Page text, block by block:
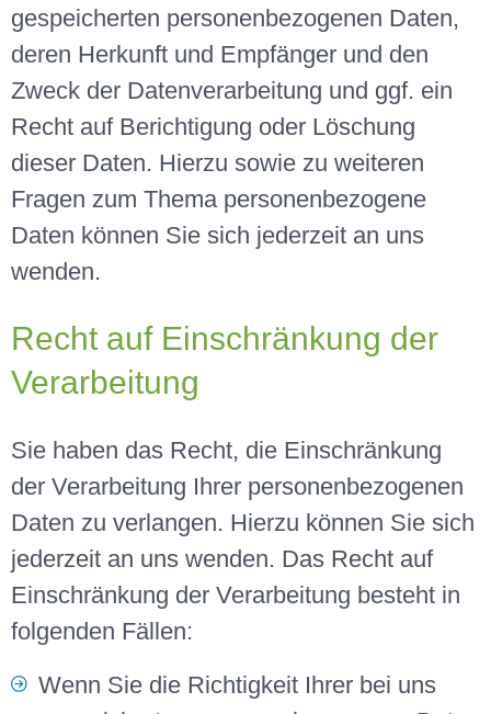
gespeicherten personenbezogenen Daten,
deren Herkunft und Empfänger und den
Zweck der Datenverarbeitung und ggf. ein
Recht auf Berichtigung oder Löschung
dieser Daten. Hierzu sowie zu weiteren
Fragen zum Thema personenbezogene
Daten können Sie sich jederzeit an uns
wenden.
Recht auf Einschränkung der
Verarbeitung
Sie haben das Recht, die Einschränkung
der Verarbeitung Ihrer personenbezogenen
Daten zu verlangen. Hierzu können Sie sich
jederzeit an uns wenden. Das Recht auf
Einschränkung der Verarbeitung besteht in
folgenden Fällen:
Wenn Sie die Richtigkeit Ihrer bei uns